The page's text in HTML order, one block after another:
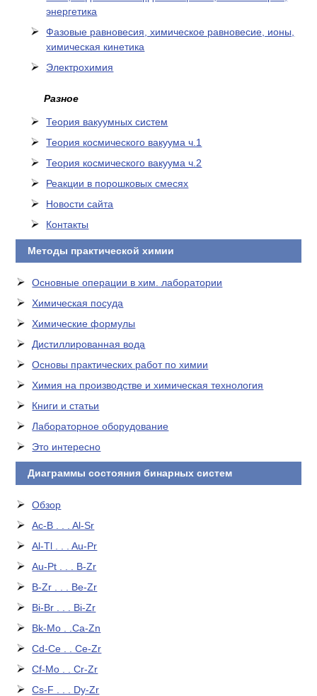
энергетика
Фазовые равновесия, химическое равновесие, ионы,
химическая кинетика
Электрохимия
Разное
Теория вакуумных систем
Теория космического вакуума ч.1
Теория космического вакуума ч.2
Реакции в порошковых смесях
Новости сайта
Контакты
Методы практической химии
Основные операции в хим. лаборатории
Химическая посуда
Химические формулы
Дистиллированная вода
Основы практических работ по химии
Химия на производстве и химическая технология
Книги и статьи
Лабораторное оборудование
Это интересно
Диаграммы состояния бинарных систем
Обзор
Ac-B . . . Al-Sr
Al-Tl . . . Au-Pr
Au-Pt . . . B-Zr
B-Zr . . . Be-Zr
Bi-Br . . . Bi-Zr
Bk-Mo . .Ca-Zn
Cd-Ce . . Ce-Zr
Cf-Mo . . Cr-Zr
Cs-F . . . Dy-Zr